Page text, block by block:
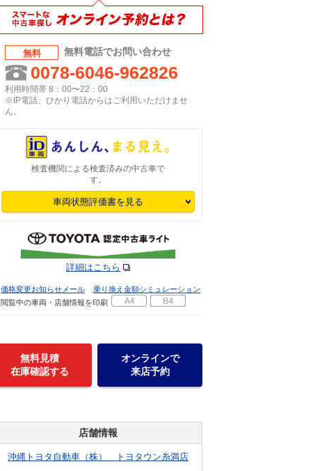
無料 無料電話でお問い合わせ
0078-6046-962826
利用時間帯 8：00〜22：00
※IP電話、ひかり電話からはご利用いただけませ
ん。
検査機関による検査済みの中古車で
す。
車両状態評価書を見る
詳細はこちら
価格変更お知らせメール
乗り換え金額シミュレーション
閲覧中の車両・店舗情報を印刷
無料見積
在庫確認する
オンラインで
来店予約
店舗情報
沖縄トヨタ自動車（株） トヨタウン糸満店